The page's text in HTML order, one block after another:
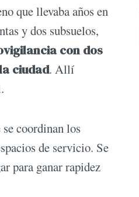
que llevaba años en
y dos subsuelos,
con dos
ciudad. Allí
coordinan los
de servicio. Se
para ganar rapidez